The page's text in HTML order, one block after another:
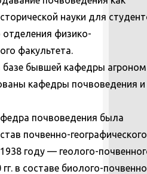
науки для
отделения физико-
факультета.
базе бывшей кафедры
кафедры почвоведения и
почвоведения была
почвенно-географического
году — геолого-
в составе биолого-